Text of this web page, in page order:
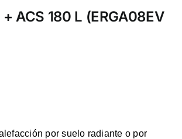
ACS 180 L (ERGA08EV
por suelo radiante o por